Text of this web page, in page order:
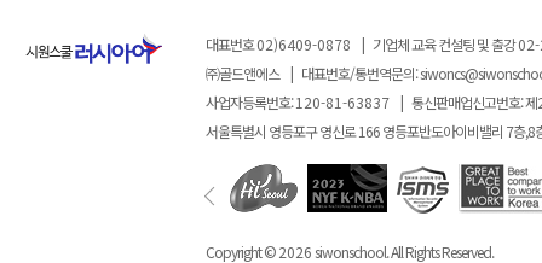
대표번호02)6409-0878 | 기업체 교육 컨설팅 및 출강
㈜골드앤에스 | 대표번호/통번역문의:
사업자등록번호:120-81-63837 | 통신판매업신고번호: 제
서울특별시 영등포구 영신로 166 영등포반도아이비밸리 7층,8
Copyright ©2026siwonschool. All Rights Reserved.